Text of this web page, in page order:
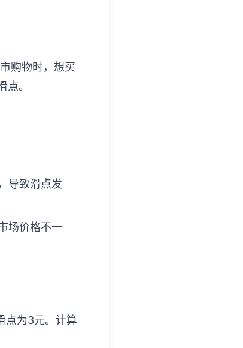
购物时，想买
。
导致滑点发
场价格不一
点为3元。计算